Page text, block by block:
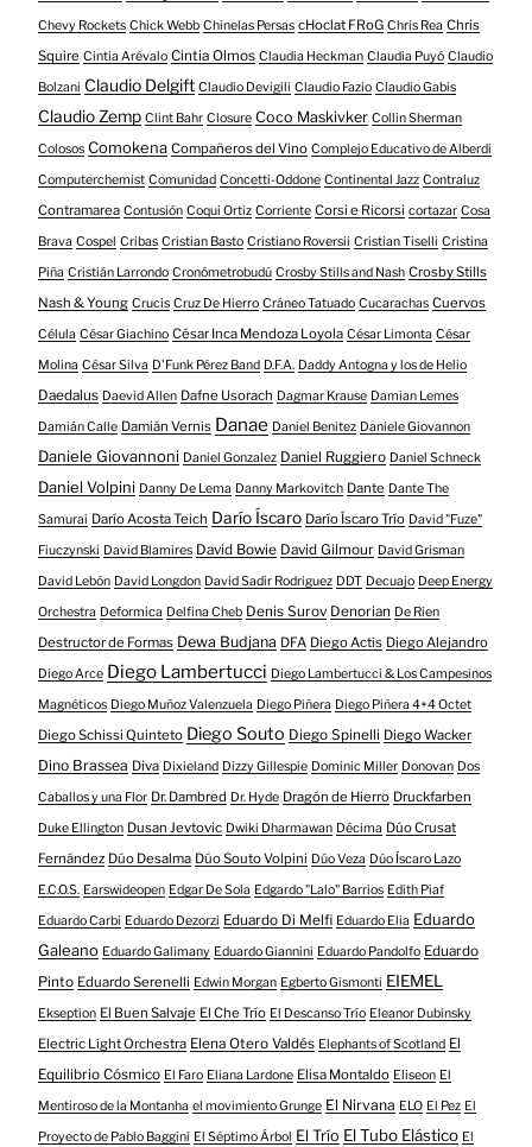
Chevy Rockets Chick Webb Chinelas Persas cHoclat FRoG Chris Rea Chris
Squire Cintia Arévalo Cintia Olmos Claudia Heckman Claudia Puyó Claudio
Bolzani Claudio Delgift Claudio Devigili Claudio Fazio Claudio Gabis
Claudio Zemp Clint Bahr Closure Coco Maskivker Collin Sherman
Colosos Comokena Compañeros del Vino Complejo Educativo de Alberdi
Computerchemist Comunidad Concetti-Oddone Continental Jazz Contraluz
Contramarea Contusión Coqui Ortiz Corriente Corsi e Ricorsi cortazar Cosa
Brava Cospel Cribas Cristian Basto Cristiano Roversii Cristian Tiselli Cristina
Piña Cristián Larrondo Cronómetrobudú Crosby Stills and Nash Crosby Stills
Nash & Young Crucis Cruz De Hierro Cráneo Tatuado Cucarachas Cuervos
Célula César Giachino César Inca Mendoza Loyola César Limonta César
Molina César Silva D'Funk Pérez Band D.F.A. Daddy Antogna y los de Helio
Daedalus Daevid Allen Dafne Usorach Dagmar Krause Damian Lemes
Damián Calle Damián Vernis Danae Daniel Benitez Daniele Giovannon
Daniele Giovannoni Daniel Gonzalez Daniel Ruggiero Daniel Schneck
Daniel Volpini Danny De Lema Danny Markovitch Dante Dante The
Samurai Darío Acosta Teich Darío Íscaro Darío Íscaro Trío David "Fuze"
Fiuczynski David Blamires David Bowie David Gilmour David Grisman
David Lebón David Longdon David Sadir Rodriguez DDT Decuajo Deep Energy
Orchestra Deformica Delfina Cheb Denis Surov Denorian De Rien
Destructor de Formas Dewa Budjana DFA Diego Actis Diego Alejandro
Diego Arce Diego Lambertucci Diego Lambertucci & Los Campesinos
Magnéticos Diego Muñoz Valenzuela Diego Piñera Diego Piñera 4+4 Octet
Diego Schissi Quinteto Diego Souto Diego Spinelli Diego Wacker
Dino Brassea Diva Dixieland Dizzy Gillespie Dominic Miller Donovan Dos
Caballos y una Flor Dr. Dambred Dr. Hyde Dragón de Hierro Druckfarben
Duke Ellington Dusan Jevtovic Dwiki Dharmawan Décima Dúo Crusat
Fernández Dúo Desalma Dúo Souto Volpini Dúo Veza Dúo Íscaro Lazo
E.C.O.S. Earswideopen Edgar De Sola Edgardo "Lalo" Barrios Edith Piaf
Eduardo Carbi Eduardo Dezorzi Eduardo Di Melfi Eduardo Elia Eduardo
Galeano Eduardo Galimany Eduardo Giannini Eduardo Pandolfo Eduardo
Pinto Eduardo Serenelli Edwin Morgan Egberto Gismonti EIEMEL
Ekseption El Buen Salvaje El Che Trío El Descanso Trío Eleanor Dubinsky
Electric Light Orchestra Elena Otero Valdés Elephants of Scotland El
Equilibrio Cósmico El Faro Eliana Lardone Elisa Montaldo Eliseon El
Mentiroso de la Montanha el movimiento Grunge El Nirvana ELO El Pez El
Proyecto de Pablo Baggini El Séptimo Árbol El Trío El Tubo Elástico El